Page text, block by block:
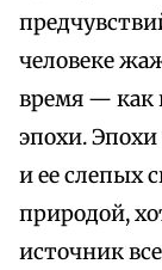
человеке
время — как
эпохи.
и ее слепых
природой,
источник